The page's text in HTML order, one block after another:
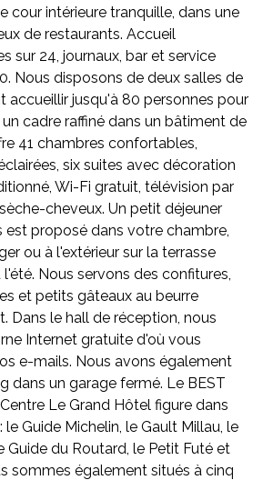
cour intérieure tranquille, dans une
de restaurants. Accueil
sur 24, journaux, bar et service
Nous disposons de deux salles de
accueillir jusqu'à 80 personnes pour
cadre raffiné dans un bâtiment de
41 chambres confortables,
six suites avec décoration
Wi-Fi gratuit, télévision par
cheveux. Un petit déjeuner
est proposé dans votre chambre,
ou à l'extérieur sur la terrasse
Nous servons des confitures,
et petits gâteaux au beurre
Dans le hall de réception, nous
Internet gratuite d'où vous
e-mails. Nous avons également
dans un garage fermé. Le BEST
Le Grand Hôtel figure dans
Guide Michelin, le Gault Millau, le
Guide du Routard, le Petit Futé et
sommes également situés à cinq